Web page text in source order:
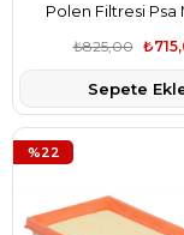
Polen Filtresi Psa
₺825,00
Sepete
%22